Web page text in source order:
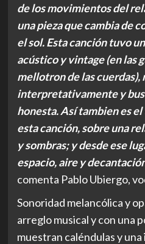
de los movimientos del
una pieza que cambia de
el sol. Esta canción tuvo
acústico y vintage (en las
mellotron de las cuerdas),
interpretativamente y
honesta. Así tambien es
esta canción, sobre una
y sombras; y desde ese
espacio, aire y
comenta Pablo Ubiergo,
Sonoridad melancólica y
arreglo musical y con una
muestran caléndulas y